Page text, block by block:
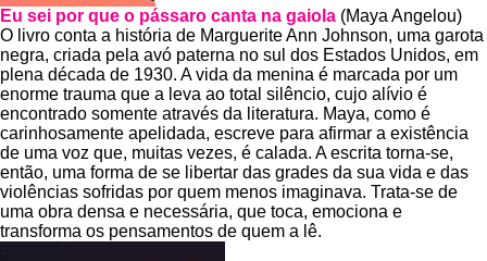
Eu sei por que o pássaro canta na gaiola (Maya Angelou)
O livro conta a história de Marguerite Ann Johnson, uma garota
negra, criada pela avó paterna no sul dos Estados Unidos, em
plena década de 1930. A vida da menina é marcada por um
enorme trauma que a leva ao total silêncio, cujo alívio é
encontrado somente através da literatura. Maya, como é
carinhosamente apelidada, escreve para afirmar a existência
de uma voz que, muitas vezes, é calada. A escrita torna-se,
então, uma forma de se libertar das grades da sua vida e das
violências sofridas por quem menos imaginava. Trata-se de
uma obra densa e necessária, que toca, emociona e
transforma os pensamentos de quem a lê.